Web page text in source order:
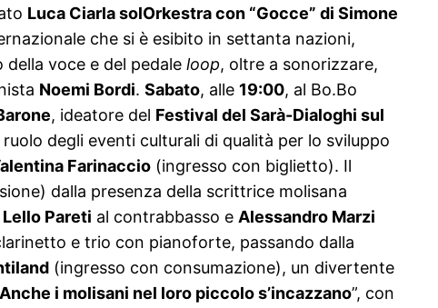
Luca Ciarla solOrkestra con “Gocce” di Simone
che si è esibito in settanta nazioni,
voce e del pedale loop, oltre a sonorizzare,
Noemi Bordi. Sabato, alle 19:00, al Bo.Bo
, ideatore del Festival del Sarà-Dialoghi sul
ruolo degli eventi culturali di qualità per lo sviluppo
Farinaccio (ingresso con biglietto). Il
dalla presenza della scrittrice molisana
Lello Pareti al contrabbasso e Alessandro Marzi
e trio con pianoforte, passando dalla
(ingresso con consumazione), un divertente
Anche i molisani nel loro piccolo s’incazzano”, con